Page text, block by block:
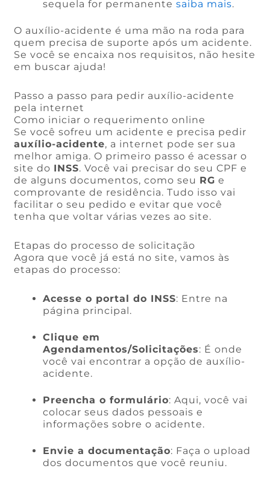
sequela for permanentesaiba mais.
O auxílio-acidente é uma mão na roda para
quem precisa de suporte após um acidente.
Se você se encaixa nos requisitos, não hesite
em buscar ajuda!
Passo a passo para pedir auxílio-acidente
pela internet
Como iniciar o requerimento online
Se você sofreu um acidente e precisa pedir
auxílio-acidente, a internet pode ser sua
melhor amiga. O primeiro passo é acessar o
site do INSS. Você vai precisar do seu CPF e
de alguns documentos, como seu RG e
comprovante de residência. Tudo isso vai
facilitar o seu pedido e evitar que você
tenha que voltar várias vezes ao site.
Etapas do processo de solicitação
Agora que você já está no site, vamos às
etapas do processo:
Acesse o portal do INSS: Entre na
página principal.
Clique em
Agendamentos/Solicitações: É onde
você vai encontrar a opção de auxílio-
acidente.
Preencha o formulário: Aqui, você vai
colocar seus dados pessoais e
informações sobre o acidente.
Envie a documentação: Faça o upload
dos documentos que você reuniu.